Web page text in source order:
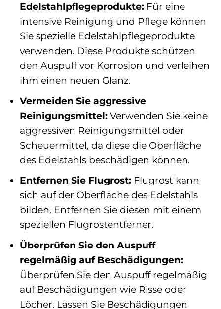
Edelstahlpflegeprodukte:Für eine
intensive Reinigung und Pflege können
Sie spezielle Edelstahlpflegeprodukte
verwenden. Diese Produkte schützen
den Auspuff vor Korrosion und verleihen
ihm einen neuen Glanz.
Vermeiden Sie aggressive
Reinigungsmittel:Verwenden Sie keine
aggressiven Reinigungsmittel oder
Scheuermittel, da diese die Oberfläche
des Edelstahls beschädigen können.
Entfernen Sie Flugrost:Flugrost kann
sich auf der Oberfläche des Edelstahls
bilden. Entfernen Sie diesen mit einem
speziellen Flugrostentferner.
Überprüfen Sie den Auspuff
regelmäßig auf Beschädigungen:
Überprüfen Sie den Auspuff regelmäßig
auf Beschädigungen wie Risse oder
Löcher. Lassen Sie Beschädigungen